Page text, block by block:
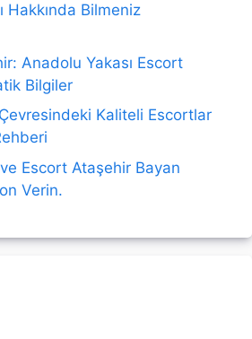
Hakkında Bilmeniz
Anadolu Yakası Escort
Bilgiler
Kaliteli Escortlar
Escort Ataşehir Bayan
Verin.